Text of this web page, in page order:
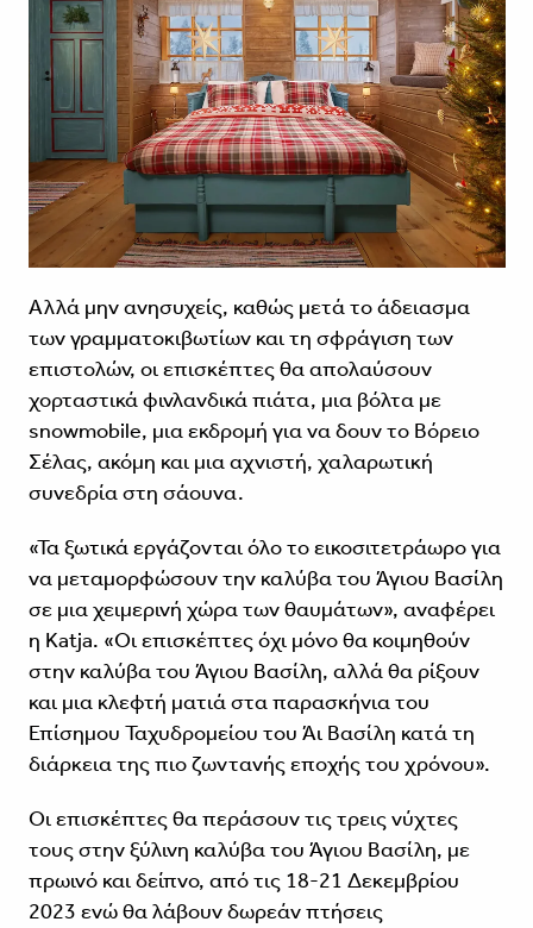
Αλλά μην ανησυχείς, καθώς μετά το άδειασμα
των γραμματοκιβωτίων και τη σφράγιση των
επιστολών, οι επισκέπτες θα απολαύσουν
χορταστικά φινλανδικά πιάτα, μια βόλτα με
snowmobile, μια εκδρομή για να δουν το Βόρειο
Σέλας, ακόμη και μια αχνιστή, χαλαρωτική
συνεδρία στη σάουνα.
«Τα ξωτικά εργάζονται όλο το εικοσιτετράωρο για
να μεταμορφώσουν την καλύβα του Άγιου Βασίλη
σε μια χειμερινή χώρα των θαυμάτων», αναφέρει
η Katja. «Οι επισκέπτες όχι μόνο θα κοιμηθούν
στην καλύβα του Άγιου Βασίλη, αλλά θα ρίξουν
και μια κλεφτή ματιά στα παρασκήνια του
Επίσημου Ταχυδρομείου του Άι Βασίλη κατά τη
διάρκεια της πιο ζωντανής εποχής του χρόνου».
Οι επισκέπτες θα περάσουν τις τρεις νύχτες
τους στην ξύλινη καλύβα του Άγιου Βασίλη, με
πρωινό και δείπνο, από τις 18-21 Δεκεμβρίου
2023 ενώ θα λάβουν δωρεάν πτήσεις